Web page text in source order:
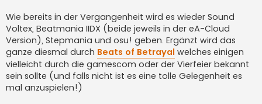
Wie bereits in der Vergangenheit wird es wieder Sound
Voltex, Beatmania IIDX (beide jeweils in der eA-Cloud
Version), Stepmania und osu! geben. Ergänzt wird das
ganze diesmal durch Beats of Betrayal welches einigen
vielleicht durch die gamescom oder der Vierfeier bekannt
sein sollte (und falls nicht ist es eine tolle Gelegenheit es
mal anzuspielen!)